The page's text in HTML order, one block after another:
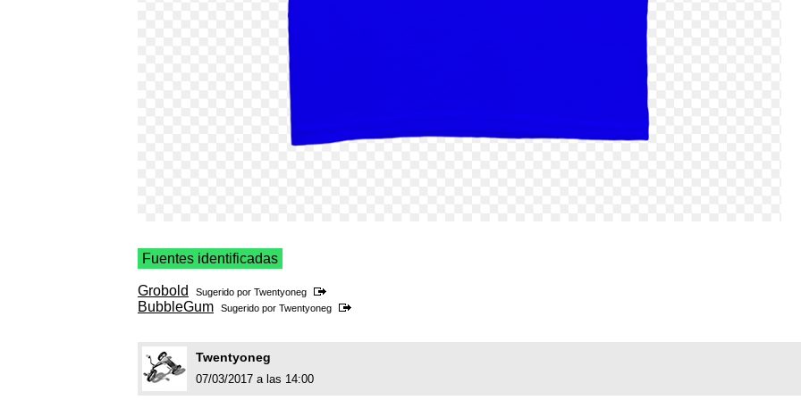
Fuentes identificadas
Grobold Sugerido por Twentyoneg
BubbleGum Sugerido por Twentyoneg
Twentyoneg
07/03/2017 a las 14:00